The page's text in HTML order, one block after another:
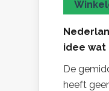
idee wat
De
heeft